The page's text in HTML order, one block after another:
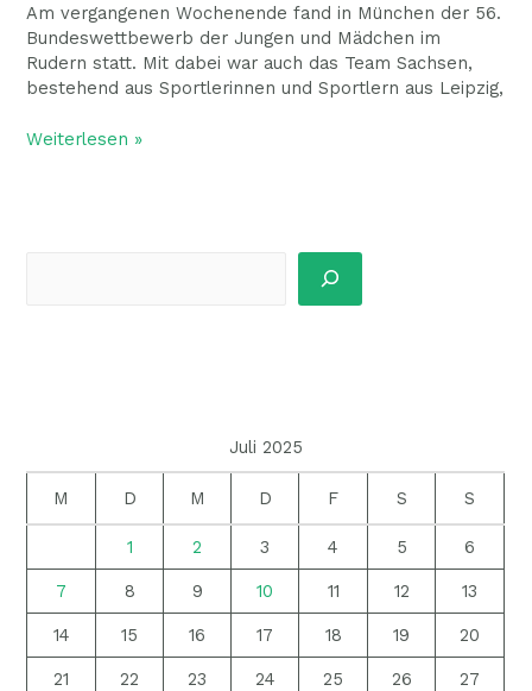
Am vergangenen Wochenende fand in München der 56.
Bundeswettbewerb der Jungen und Mädchen im
Rudern statt. Mit dabei war auch das Team Sachsen,
bestehend aus Sportlerinnen und Sportlern aus Leipzig,
Weiterlesen »
Juli 2025
M D M D F S S
1 2 3 4 5 6
7 8 9 10 11 12 13
14 15 16 17 18 19 20
21 22 23 24 25 26 27